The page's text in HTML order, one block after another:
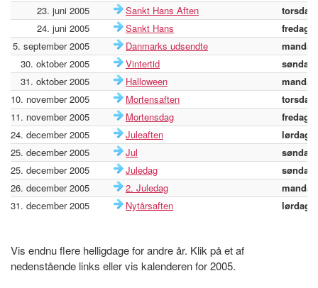
23. juni 2005
Sankt Hans Aften
torsdag
24. juni 2005
Sankt Hans
fredag
5. september 2005
Danmarks udsendte
mandag
30. oktober 2005
Vintertid
søndag
31. oktober 2005
Halloween
mandag
10. november 2005
Mortensaften
torsdag
11. november 2005
Mortensdag
fredag
24. december 2005
Juleaften
lørdag
25. december 2005
Jul
søndag
25. december 2005
Juledag
søndag
26. december 2005
2. Juledag
mandag
31. december 2005
Nytårsaften lørdag
Vis endnu flere helligdage for andre år. Klik på et af
nedenstående links eller vis kalenderen for 2005.